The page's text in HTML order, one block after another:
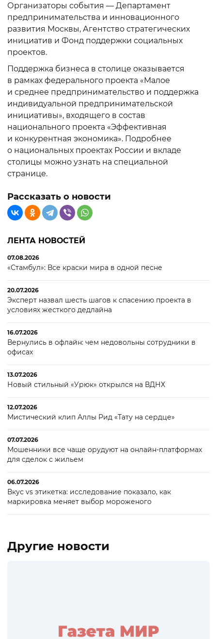
Организаторы события — Департамент
предпринимательства и инновационного
развития Москвы, Агентство стратегических
инициатив и Фонд поддержки социальных
проектов.
Поддержка бизнеса в столице оказывается
в рамках федерального проекта «Малое
и среднее предпринимательство и поддержка
индивидуальной предпринимательской
инициативы», входящего в состав
национального проекта «Эффективная
и конкурентная экономика». Подробнее
о национальных проектах России и вкладе
столицы можно узнать на специальной
странице.
Рассказать о новости
ЛЕНТА НОВОСТЕЙ
07.08.2026
«Стамбул»: Все краски мира в одной песне
20.07.2026
Эксперт назвал шесть шагов к спасению проекта в
условиях жесткого дедлайна
16.07.2026
Вернулись в офлайн: чем недовольны сотрудники в
офисах
13.07.2026
Новый стильный «Урюк» открылся на ВДНХ
12.07.2026
Мистический клип Аллы Рид «Тату на сердце»
07.07.2026
Мошенники все чаще орудуют на онлайн-платформах
для сделок с жильем
06.07.2026
Вкус vs этикетка: исследование показало, как
маркировка меняет выбор мороженого
Другие новости